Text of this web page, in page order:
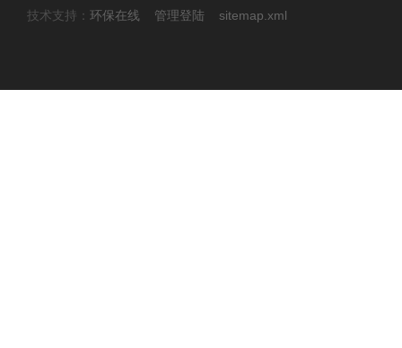
技术支持： 环保在线 管理登陆 sitemap.xml